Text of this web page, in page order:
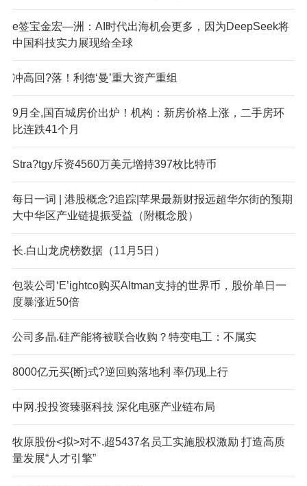
e签宝金宏—洲：AI时代出海机会更多，因为DeepSeek将
中国科技实力展现给全球
冲高回?落！利德‘曼’重大资产重组
9月全,国百城房价出炉！机构：新房价格上涨，二手房环
比连跌41个月
Stra?tgy斥资4560万美元增持397枚比特币
每日一词 | 港股概念?追踪|苹果最新财报远超华尔街的预期
大中华区产业链提振受益（附概念股）
长.白山龙虎榜数据（11月5日）
包装公司‘E’ightco购买Altman支持的世界币，股价单日一
度暴涨近50倍
公司多晶.硅产能将被联合收购？特变电工：不属实
8000亿元买{断}式?逆回购落地利 率仍现上行
中网.投投资臻驱科技 深化电驱产业链布局
牧原股份<拟>对不.超5437名员工实施股权激励 打造高质
量发展“人才引擎”